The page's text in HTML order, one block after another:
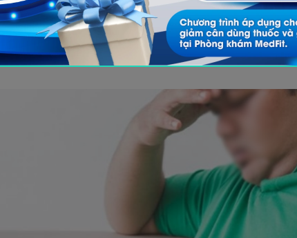
dẫn đến cảm giác buồn ngủ và thiếu năng
cơ thể không có đủ thời gian sửa chữa và
lũy lâu ngày.